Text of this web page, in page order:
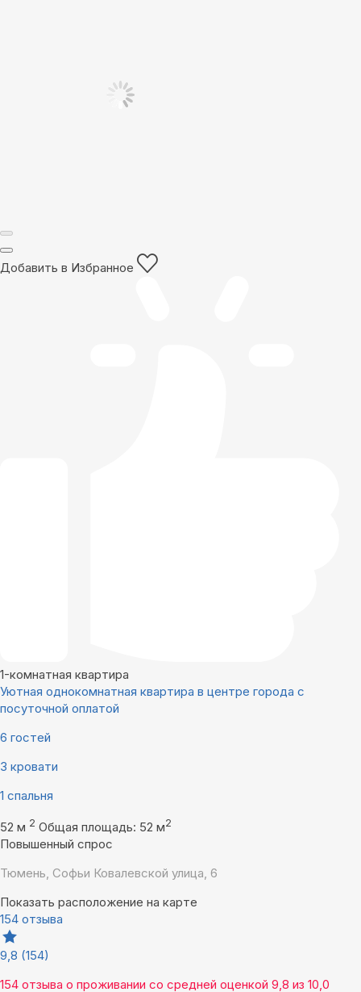
Добавить в Избранное
1-комнатная квартира
Уютная однокомнатная квартира в центре города с
посуточной оплатой
6 гостей
3 кровати
1 спальня
52 м 2 Общая площадь: 52 м2
Повышенный спрос
Тюмень, Софьи Ковалевской улица, 6
Показать расположение на карте
154 отзыва
9,8 (154)
154 отзыва о проживании со средней оценкой 9,8 из 10,0